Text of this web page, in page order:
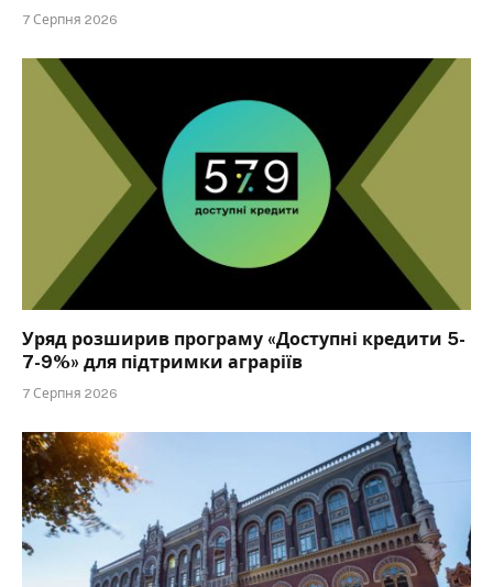
7 Серпня 2026
Уряд розширив програму «Доступні кредити 5-
7-9%» для підтримки аграріїв
7 Серпня 2026